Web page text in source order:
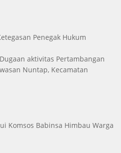
Penegak Hukum
aktivitas Pertambangan
Nuntap, Kecamatan
Komsos Babinsa Himbau Warga